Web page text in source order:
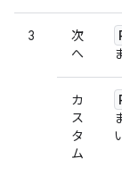
3
次
へ
カ
ス
タ
ム